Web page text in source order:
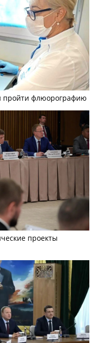
пройти флюорографию
проекты